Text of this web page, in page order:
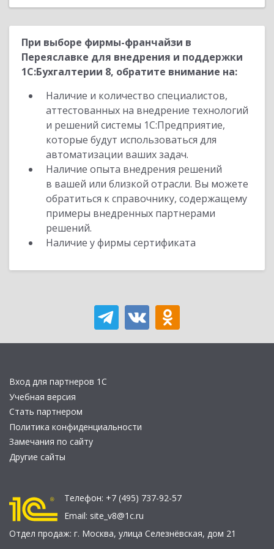
При выборе фирмы-франчайзи в
Переяславке для внедрения и поддержки
1С:Бухгалтерии 8, обратите внимание на:
Наличие и количество специалистов,
аттестованных на внедрение технологий
и решений системы 1С:Предприятие,
которые будут использоваться для
автоматизации ваших задач.
Наличие опыта внедрения решений
в вашей или близкой отрасли. Вы можете
обратиться к справочнику, содержащему
примеры внедренных партнерами
решений.
Наличие у фирмы сертификата
Вход для партнеров 1С
Учебная версия
Стать партнером
Политика конфиденциальности
Замечания по сайту
Другие сайты
Телефон: +7 (495) 737-92-57
Email: site_v8@1c.ru
Отдел продаж: г. Москва, улица Селезнёвская, дом 21